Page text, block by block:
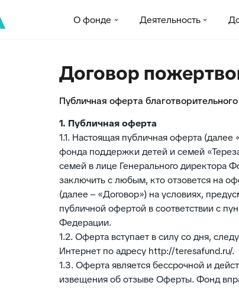
О фонде Деятельность
Договор
Публичная оферта
1. Публичная оферта
1.1. Настоящая публичная оферта
фонда поддержки детей и семей
семей в лице Генерального директора
заключить с любым, кто отзовется на
(далее – «Договор») на условиях,
публичной офертой в соответствии с
Федерации.
1.2. Оферта вступает в силу со дня,
Интернет по адресу http://teresafund.ru/.
1.3. Оферта является бессрочной и
извещения об отзыве Оферты. Фонд